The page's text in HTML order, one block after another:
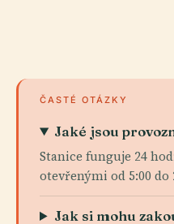
ČASTÉ OTÁZKY
Jaké jsou
Stanice funguje 24
otevřenými od 5:00 do
Jak si mohu